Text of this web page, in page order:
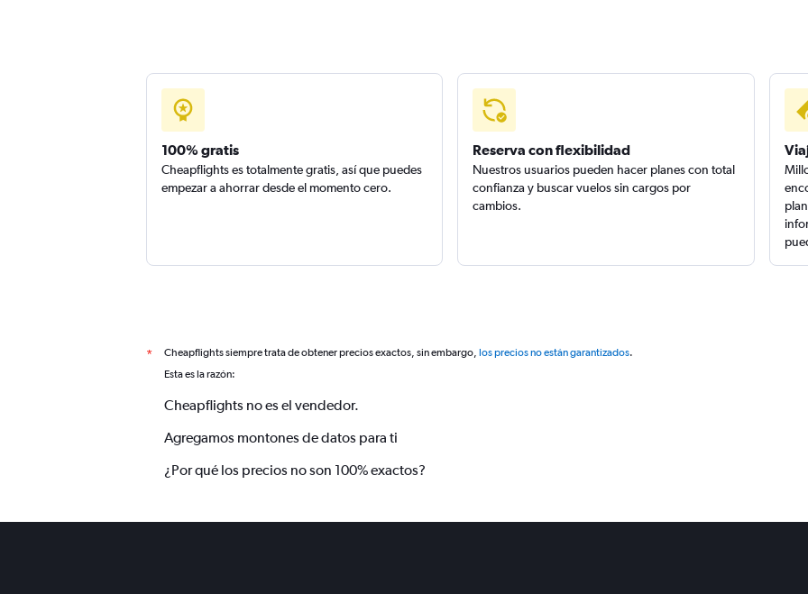
100% gratis
Cheapflights es totalmente gratis, así que puedes
empezar a ahorrar desde el momento cero.
Reserva con flexibilidad
Nuestros usuarios pueden hacer planes con total
confianza y buscar vuelos sin cargos por
cambios.
* Cheapflights siempre trata de obtener precios exactos, sin embargo, los precios no están garantizados.
Esta es la razón:
Cheapflights no es el vendedor.
Agregamos montones de datos para ti
¿Por qué los precios no son 100% exactos?